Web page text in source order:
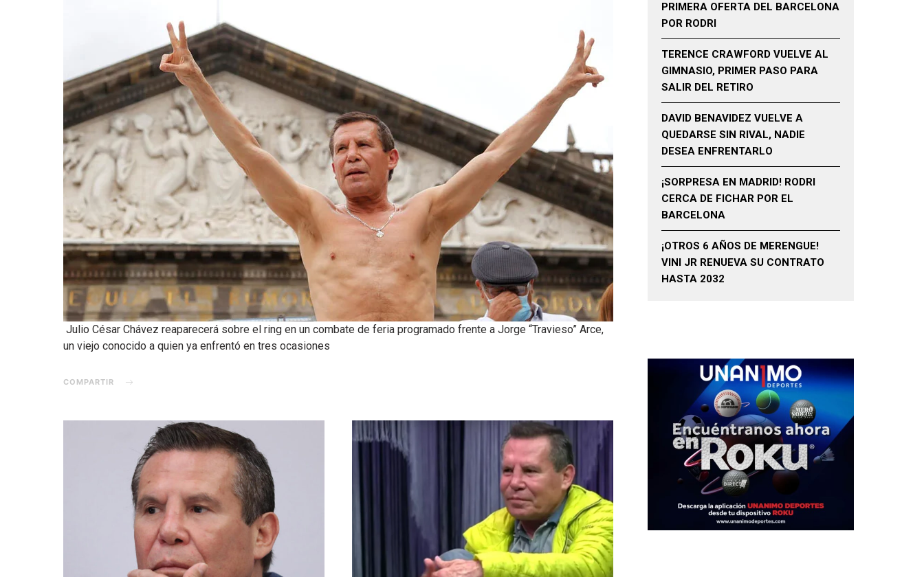
Julio César Chávez reaparecerá sobre el ring en un combate de feria programado frente a Jorge “Travieso” Arce,
un viejo conocido a quien ya enfrentó en tres ocasiones
COMPARTIR
PRIMERA OFERTA DEL BARCELONA
POR RODRI
TERENCE CRAWFORD VUELVE AL
GIMNASIO, PRIMER PASO PARA
SALIR DEL RETIRO
DAVID BENAVIDEZ VUELVE A
QUEDARSE SIN RIVAL, NADIE
DESEA ENFRENTARLO
¡SORPRESA EN MADRID! RODRI
CERCA DE FICHAR POR EL
BARCELONA
¡OTROS 6 AÑOS DE MERENGUE!
VINI JR RENUEVA SU CONTRATO
HASTA 2032